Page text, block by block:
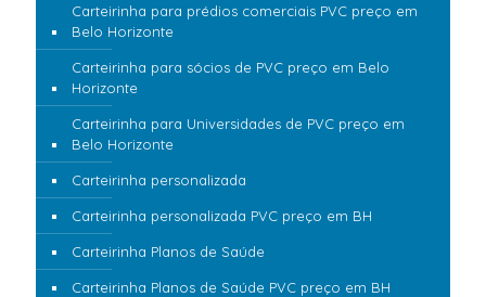
Carteirinha para prédios comerciais PVC preço em
Belo Horizonte
Carteirinha para sócios de PVC preço em Belo
Horizonte
Carteirinha para Universidades de PVC preço em
Belo Horizonte
Carteirinha personalizada
Carteirinha personalizada PVC preço em BH
Carteirinha Planos de Saúde
Carteirinha Planos de Saúde PVC preço em BH